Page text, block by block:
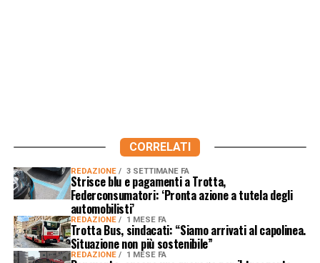
CORRELATI
REDAZIONE 3 SETTIMANE FA
Strisce blu e pagamenti a Trotta,
Federconsumatori: ‘Pronta azione a tutela degli
automobilisti’
REDAZIONE 1 MESE FA
Trotta Bus, sindacati: “Siamo arrivati al capolinea.
Situazione non più sostenibile”
REDAZIONE 1 MESE FA